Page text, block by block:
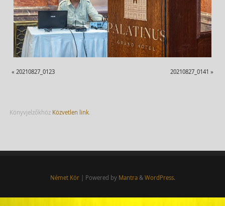
« 20210827_0123 20210827_0141 »
Könyvjelzőkhöz Közvetlen link.
Német Kör| Powered by Mantra& WordPress.